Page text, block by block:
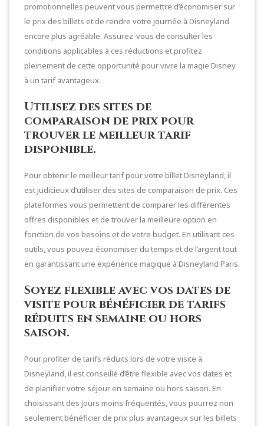
promotionnelles peuvent vous permettre d’économiser sur
le prix des billets et de rendre votre journée à Disneyland
encore plus agréable. Assurez-vous de consulter les
conditions applicables à ces réductions et profitez
pleinement de cette opportunité pour vivre la magie Disney
à un tarif avantageux.
Utilisez des sites de
comparaison de prix pour
trouver le meilleur tarif
disponible.
Pour obtenir le meilleur tarif pour votre billet Disneyland, il
est judicieux d’utiliser des sites de comparaison de prix. Ces
plateformes vous permettent de comparer les différentes
offres disponibles et de trouver la meilleure option en
fonction de vos besoins et de votre budget. En utilisant ces
outils, vous pouvez économiser du temps et de l’argent tout
en garantissant une expérience magique à Disneyland Paris.
Soyez flexible avec vos dates de
visite pour bénéficier de tarifs
réduits en semaine ou hors
saison.
Pour profiter de tarifs réduits lors de votre visite à
Disneyland, il est conseillé d’être flexible avec vos dates et
de planifier votre séjour en semaine ou hors saison. En
choisissant des jours moins fréquentés, vous pourrez non
seulement bénéficier de prix plus avantageux sur les billets